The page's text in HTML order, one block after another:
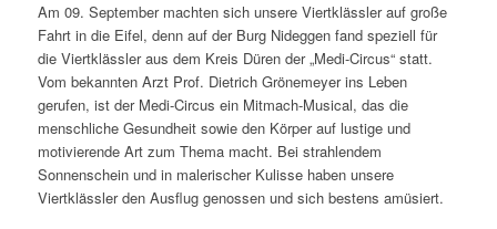
Am 09. September machten sich unsere Viertklässler auf große
Fahrt in die Eifel, denn auf der Burg Nideggen fand speziell für
die Viertklässler aus dem Kreis Düren der „Medi-Circus“ statt.
Vom bekannten Arzt Prof. Dietrich Grönemeyer ins Leben
gerufen, ist der Medi-Circus ein Mitmach-Musical, das die
menschliche Gesundheit sowie den Körper auf lustige und
motivierende Art zum Thema macht. Bei strahlendem
Sonnenschein und in malerischer Kulisse haben unsere
Viertklässler den Ausflug genossen und sich bestens amüsiert.